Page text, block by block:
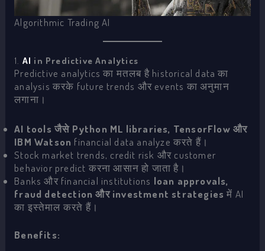
Algorithmic Trading AI
1. AI in Predictive Analytics
Predictive analytics का मतलब है historical data का
analysis करके future trends और events का अनुमान
लगाना।
AI tools जैसे Python ML libraries, TensorFlow और
IBM Watson financial data analyze करते हैं।
Stock market trends, credit risk और customer
behavior predict करना आसान हो जाता है।
Banks और financial institutions loan approvals,
fraud detection और investment strategies में AI
का इस्तेमाल करते हैं।
Benefits: